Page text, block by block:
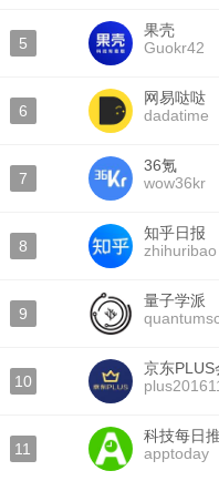
5
果壳
Guokr42
6
网易哒哒
dadatime
7
36氪
wow36kr
8
知乎日报
zhihuribao
9
量子学派
10
京东PLUS
11
科技每日
apptoday